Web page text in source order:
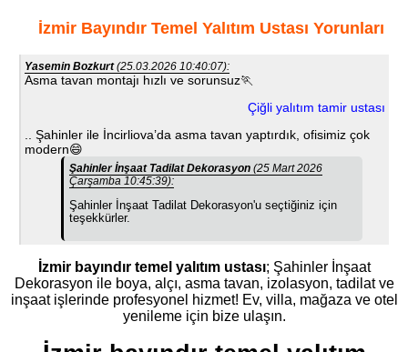
İzmir Bayındır Temel Yalıtım Ustası Yorunları
Yasemin Bozkurt(25.03.2026 10:40:07):
Asma tavan montajı hızlı ve sorunsuz🏃
Çiğli yalıtım tamir ustası
.. Şahinler ile İncirliova’da asma tavan yaptırdık, ofisimiz çok
modern😄
Şahinler İnşaat Tadilat Dekorasyon(25 Mart 2026
Çarşamba 10:45:39):
Şahinler İnşaat Tadilat Dekorasyon'u seçtiğiniz için
teşekkürler.
İzmir bayındır temel yalıtım ustası; Şahinler İnşaat
Dekorasyon ile boya, alçı, asma tavan, izolasyon, tadilat ve
inşaat işlerinde profesyonel hizmet! Ev, villa, mağaza ve otel
yenileme için bize ulaşın.